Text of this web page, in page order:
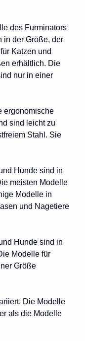
des Furminators
in der Größe, der
Katzen und
erhältlich. Die
nur in einer
ergonomische
sind leicht zu
Stahl. Sie
Hunde sind in
meisten Modelle
Modelle in
und Nagetiere
Hunde sind in
Modelle für
Größe
Die Modelle
als die Modelle